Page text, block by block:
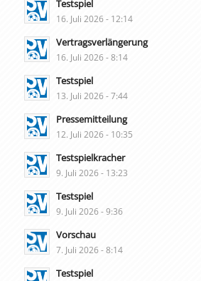
Testspiel
16. Juli 2026 - 12:14
Vertragsverlängerung
16. Juli 2026 - 8:14
Testspiel
13. Juli 2026 - 7:44
Pressemitteilung
12. Juli 2026 - 10:35
Testspielkracher
9. Juli 2026 - 13:23
Testspiel
9. Juli 2026 - 9:36
Vorschau
7. Juli 2026 - 8:14
Testspiel